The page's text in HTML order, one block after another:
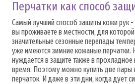
Перчатки как способ
Самый лучший способ защиты кожи рук -
вы проживаете в местности, для
значительные сезонные перепады
уже имеются зимние кожаные перчатки.
нуждается в защите также в прохладное
время. Поэтому можно купить две пары
перчаток. И даже в эти дни, когда дует